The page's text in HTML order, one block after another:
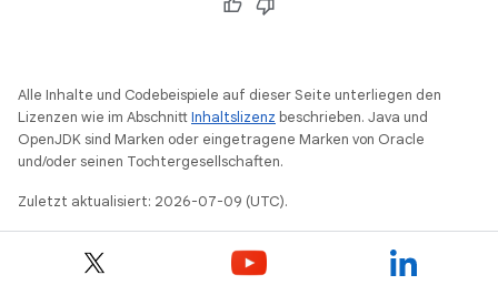
Alle Inhalte und Codebeispiele auf dieser Seite unterliegen den
Lizenzen wie im AbschnittInhaltslizenz beschrieben. Java und
OpenJDK sind Marken oder eingetragene Marken von Oracle
und/oder seinen Tochtergesellschaften.
Zuletzt aktualisiert: 2026-07-09 (UTC).